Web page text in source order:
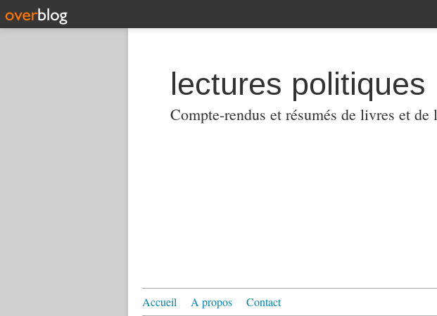
lectures politiques
Compte-rendus et résumés de livres et
Accueil A propos Contact